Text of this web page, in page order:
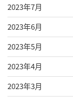
2023年7月
2023年6月
2023年5月
2023年4月
2023年3月